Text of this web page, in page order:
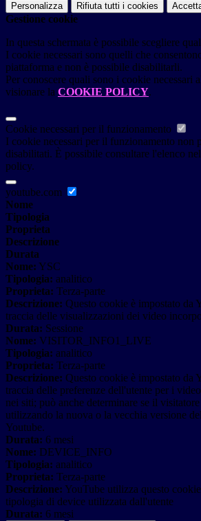
Personalizza Rifiuta tutti i cookies
Gestione cookie
In questa schermata è possibile scegliere
I cookie necessari sono quelli che
piattaforma e non è possibile disabilitarli.
Per conoscere quali sono i cookie necessari
visionare la COOKIE POLICY.
Cookie necessari per il funzionamento
I cookie necessari per il funzionamento non
disabilitati. È possibile consultare l'elenco
policy.
youtube.com
Nome
Tipologia
Proprieta
Descrizione
Durata
Nome: YSC
Tipologia: analitico
Proprieta: Terza-parte
Descrizione: Questo cookie è impostato da
traccia delle visualizzazioni dei video
Durata: Sessione
Nome: VISITOR_INFO1_LIVE
Tipologia: analitico
Proprieta: Terza-parte
Descrizione: Questo cookie è impostato da
traccia delle preferenze dell'utente per i
nei siti; può anche determinare se il
utilizzando la nuova o la vecchia versione
Youtube.
Durata: 6 mesi
Nome: DEVICE_INFO
Tipologia: analitico
Proprieta: Terza-parte
Descrizione: YouTube utilizza questo
tipologia di device utilizzata dall'utente
Durata: 6 mesi